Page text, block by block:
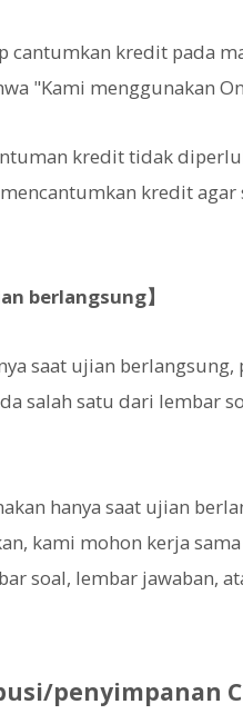
cantumkan kredit pada
"Kami menggunakan
kredit tidak
kredit agar
berlangsung】
saat ujian
salah satu dari lembar
hanya saat ujian
kami mohon kerja
soal, lembar jawaban,
penyimpanan